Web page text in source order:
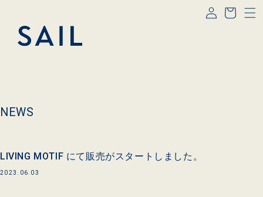
進む
イ
ー
NEWS
LIVING MOTIF にて販売がスタートしました。
2023.06.03